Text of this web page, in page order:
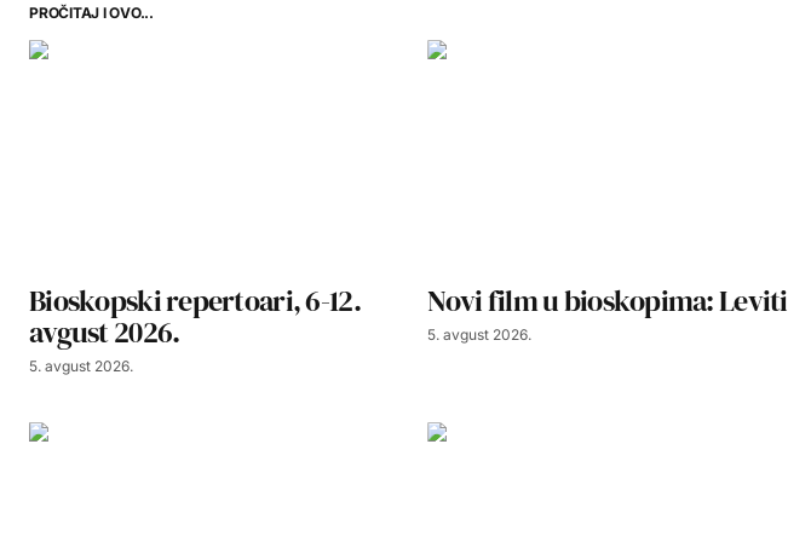
PROČITAJ I OVO...
Bioskopski repertoari, 6-12.
avgust 2026.
5. avgust 2026.
Novi film u bioskopima: Leviti
5. avgust 2026.